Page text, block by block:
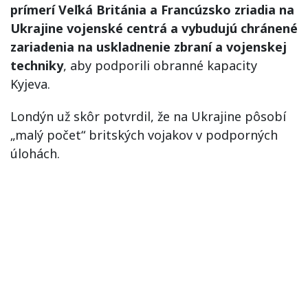
prímerí Veľká Británia a Francúzsko zriadia na
Ukrajine vojenské centrá a vybudujú chránené
zariadenia na uskladnenie zbraní a vojenskej
techniky, aby podporili obranné kapacity
Kyjeva.
Londýn už skôr potvrdil, že na Ukrajine pôsobí
„malý počet“ britských vojakov v podporných
úlohách.